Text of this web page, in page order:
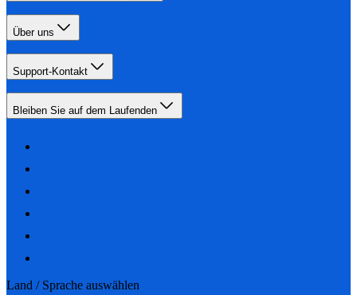
Über uns
Support-Kontakt
Bleiben Sie auf dem Laufenden
Land / Sprache auswählen